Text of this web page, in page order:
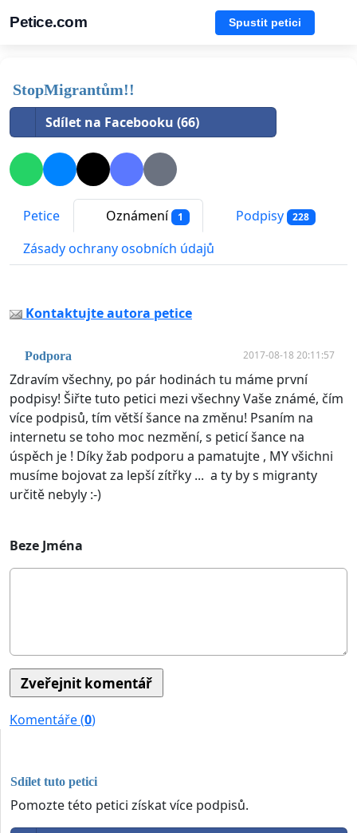
Petice.com Spustit petici
StopMigrantům!!
Sdílet na Facebooku (66)
Petice Oznámení 1 Podpisy 228
Zásady ochrany osobních údajů
Kontaktujte autora petice
Podpora 2017-08-18 20:11:57
Zdravím všechny, po pár hodinách tu máme první
podpisy! Šiřte tuto petici mezi všechny Vaše známé, čím
více podpisů, tím větší šance na změnu! Psaním na
internetu se toho moc nezmění, s peticí šance na
úspěch je ! Díky žab podporu a pamatujte , MY všichni
musíme bojovat za lepší zítřky ... a ty by s migranty
určitě nebyly :-)
Beze Jména
Komentáře (0)
Sdílet tuto petici
Pomozte této petici získat více podpisů.